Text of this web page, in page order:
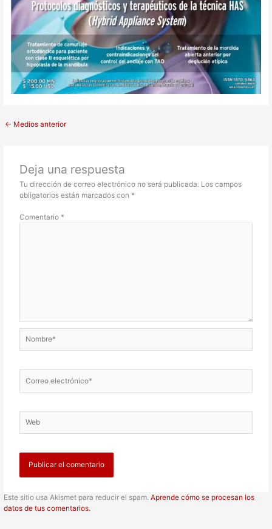
← Medios anterior
Deja una respuesta
Tu dirección de correo electrónico no será publicada. Los campos
obligatorios están marcados con *
Comentario *
electrónico*
Este sitio usa Akismet para reducir el spam.Aprende cómo se procesan los
datos de tus comentarios.